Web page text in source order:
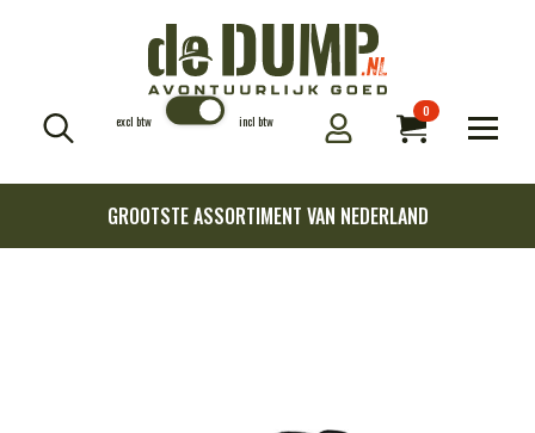
excl btw incl btw
0
GROOTSTE ASSORTIMENT VAN NEDERLAND